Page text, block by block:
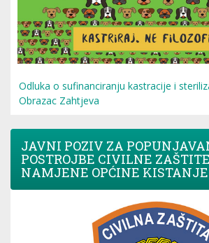
Odluka o sufinanciranju kastracije i
Obrazac Zahtjeva
JAVNI POZIV ZA
POSTROJBE CIVILNE
NAMJENE OPĆINE KISTANJE